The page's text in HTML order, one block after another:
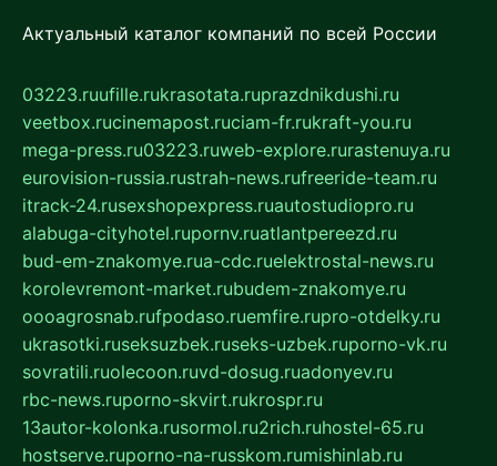
Актуальный каталог компаний по всей России
03223.ruufille.rukrasotata.ruprazdnikdushi.ru
veetbox.rucinemapost.ruciam-fr.rukraft-you.ru
mega-press.ru03223.ruweb-explore.rurastenuya.ru
eurovision-russia.rustrah-news.rufreeride-team.ru
itrack-24.rusexshopexpress.ruautostudiopro.ru
alabuga-cityhotel.rupornv.ruatlantpereezd.ru
bud-em-znakomye.rua-cdc.ruelektrostal-news.ru
korolevremont-market.rubudem-znakomye.ru
oooagrosnab.rufpodaso.ruemfire.rupro-otdelky.ru
ukrasotki.ruseksuzbek.ruseks-uzbek.ruporno-vk.ru
sovratili.ruolecoon.ruvd-dosug.ruadonyev.ru
rbc-news.ruporno-skvirt.rukrospr.ru
13autor-kolonka.rusormol.ru2rich.ruhostel-65.ru
hostserve.ruporno-na-russkom.rumishinlab.ru